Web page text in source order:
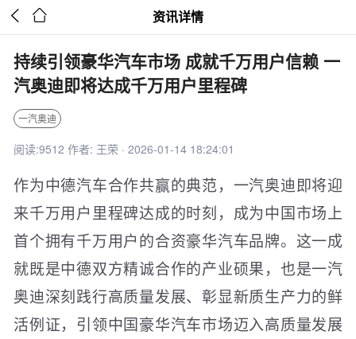
  资讯详情
持续引领豪华汽车市场 成就千万用户信赖 一
汽奥迪即将达成千万用户里程碑
一汽奥迪
阅读:9512 作者: 王荣 · 2026-01-14 18:24:01
作为中德汽车合作共赢的典范，一汽奥迪即将迎
来千万用户里程碑达成的时刻，成为中国市场上
首个拥有千万用户的合资豪华汽车品牌。这一成
就既是中德双方精诚合作的产业硕果，也是一汽
奥迪深刻践行高质量发展、彰显新质生产力的鲜
活例证，引领中国豪华汽车市场迈入高质量发展